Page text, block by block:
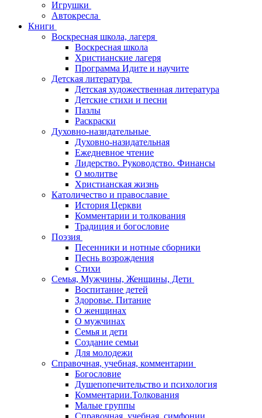
Игрушки
Автокресла
Книги
Воскресная школа, лагеря
Воскресная школа
Христианские лагеря
Программа Идите и научите
Детская литература
Детская художественная литература
Детские стихи и песни
Пазлы
Раскраски
Духовно-назидательные
Духовно-назидательная
Ежедневное чтение
Лидерство. Руководство. Финансы
О молитве
Христианская жизнь
Католичество и православие
История Церкви
Комментарии и толкования
Традиция и богословие
Поэзия
Песенники и нотные сборники
Песнь возрождения
Стихи
Семья, Мужчины, Женщины, Дети
Воспитание детей
Здоровье. Питание
О женщинах
О мужчинах
Семья и дети
Создание семьи
Для молодежи
Справочная, учебная, комментарии
Богословие
Душепопечительство и психология
Комментарии.Толкования
Малые группы